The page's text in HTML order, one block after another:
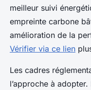
meilleur suivi
empreinte carbone
amélioration de la
Vérifier via ce lien
Les cadres
l’approche à